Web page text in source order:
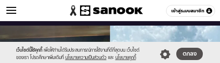
เข้าสู่ระบบสมาชิก
ข่าวบันเทิง หมวดอื่นๆ
เว็บไซต์นี้ใช้คุกกี้ เพื่อให้ท่านได้รับประสบการณ์การใช้งานที่ดีที่สุดบน เว็บไซต์
ของเรา โปรดศึกษาเพิ่มเติมที่ นโยบายความเป็นส่วนตัว และ นโยบายคุกกี้
ตกลง
//s.isanook.com/sr/0/images/logo-
new-
sanook.png
//s.isanook.com/ns/0/ud/1648/8243898/15.jpg